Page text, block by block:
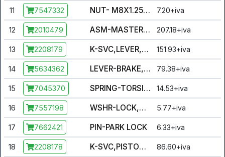
11 7547332 NUT- M8X1.25, FLG, NYLOC-OLIVE D 7.20+iva
12 2010479 ASM-MASTER CYL,HBMC,13.5MM,YKG [INCL. 12-21] 207.18+iva
13 2208179 K-SVC,LEVER,PARK LATCH ASM [INCL. 14-17] 151.93+iva
14 5634362 LEVER-BRAKE,ALUM 6061 T6 79.38+iva
15 7045370 SPRING-TORSION,PARK LOCK,HBMC 14.53+iva
16 7557198 WSHR-LOCK,6T,11.2X4.6X.254,ZY 5.77+iva
17 7662421 PIN-PARK LOCK 6.33+iva
18 2208178 K-SVC,PISTON,RES BODY ASM [INCL. BODY, PISTON, SEALS, SPRING] 86.60+iva